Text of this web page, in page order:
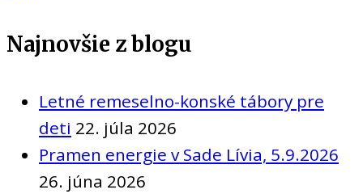
Najnovšie z blogu
Letné remeselno-konské tábory pre
deti 22. júla 2026
Pramen energie v Sade Lívia, 5.9.2026
26. júna 2026